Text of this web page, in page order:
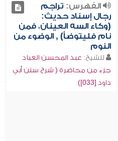
الفهرس: تراجم
رجال إسناد حديث:
(وكاء السه العينان، فمن
نام فليتوضأ) , الوضوء من
النوم
للشيخ: عبد المحسن العباد
جزء من محاضرة ( شرح سنن أبي
داود [033])